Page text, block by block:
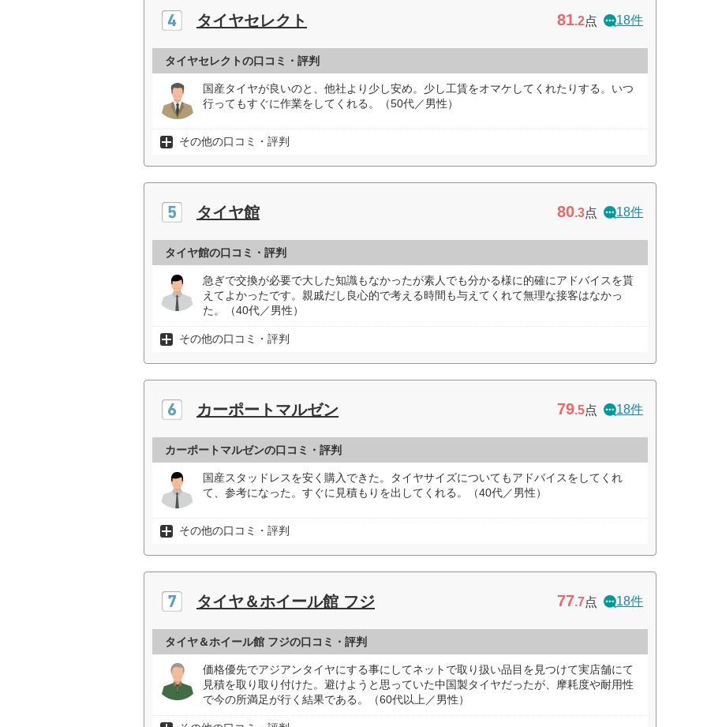
タイヤセレクト 81.2点 18件
タイヤセレクトの口コミ・評判
国産タイヤが良いのと、他社より少し安め。少し工賃をオマケしてくれたりする。いつ
行ってもすぐに作業をしてくれる。（50代／男性）
その他の口コミ・評判
タイヤ館 80.3点 18件
タイヤ館の口コミ・評判
急ぎで交換が必要で大した知識もなかったが素人でも分かる様に的確にアドバイスを貰
えてよかったです。親戚だし良心的で考える時間も与えてくれて無理な接客はなかっ
た。（40代／男性）
その他の口コミ・評判
カーポートマルゼン 79.5点 18件
カーポートマルゼンの口コミ・評判
国産スタッドレスを安く購入できた。タイヤサイズについてもアドバイスをしてくれ
て、参考になった。すぐに見積もりを出してくれる。（40代／男性）
その他の口コミ・評判
タイヤ＆ホイール館 フジ 77.7点 18件
タイヤ＆ホイール館 フジの口コミ・評判
価格優先でアジアンタイヤにする事にしてネットで取り扱い品目を見つけて実店舗にて
見積を取り取り付けた。避けようと思っていた中国製タイヤだったが、摩耗度や耐用性
で今の所満足が行く結果である。（60代以上／男性）